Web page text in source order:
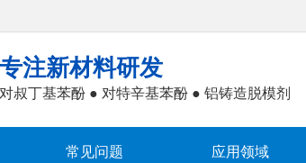
专注新材料研发
对叔丁基苯酚 ● 对特辛基苯酚 ● 铝铸造脱模剂
常见问题 应用领域